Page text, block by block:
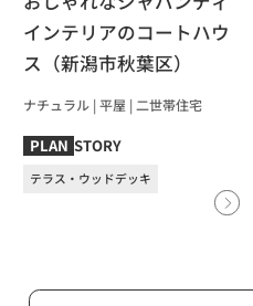
インテリアのコートハウ
ス（新潟市秋葉区）
ナチュラル|平屋 | ⼆世帯住宅
PLAN STORY
テラス・ウッドデッキ